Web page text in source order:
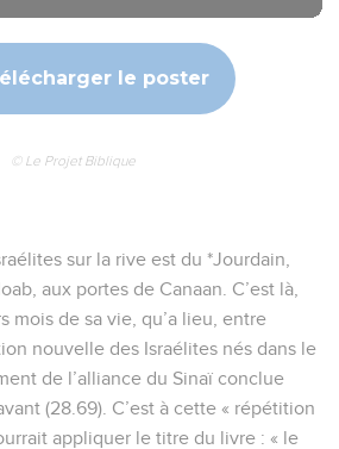
le poster
© Le Projet Biblique
sur la rive est du *Jourdain,
aux portes de Canaan. C’est là,
mois de sa vie, qu’a lieu, entre
nouvelle des Israélites nés dans le
de l’alliance du Sinaï conclue
(28.69). C’est à cette « répétition
appliquer le titre du livre : « le